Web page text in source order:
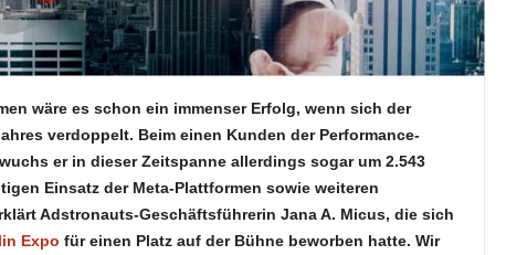
wäre es schon ein immenser Erfolg, wenn sich der
verdoppelt. Beim einen Kunden der Performance-
er in dieser Zeitspanne allerdings sogar um 2.543
Einsatz der Meta-Plattformen sowie weiteren
Adstronauts-Geschäftsführerin Jana A. Micus, die sich
Expo für einen Platz auf der Bühne beworben hatte. Wir